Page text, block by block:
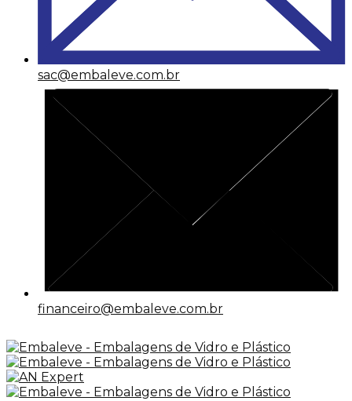
sac@embaleve.com.br
financeiro@embaleve.com.br